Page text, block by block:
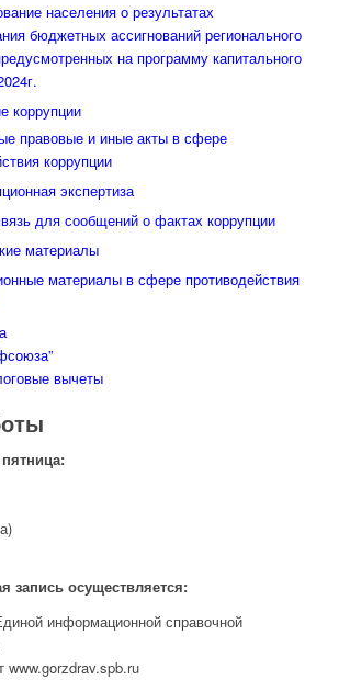
населения о результатах
бюджетных ассигнований регионального
на программу капитального
коррупции
правовые и иные акты в сфере
коррупции
экспертиза
для сообщений о фактах коррупции
материалы
материалы в сфере противодействия
вычеты
запись осуществляется:
информационной справочной
www.gorzdrav.spb.ru